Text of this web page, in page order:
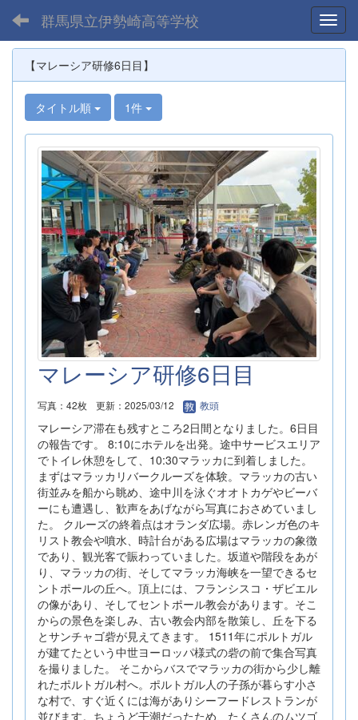
群馬県立伊勢崎高等学校
【マレーシア研修6日目】
タイトル順 1件
マレーシア研修6日目
写真：42枚 更新：2025/03/12 教頭
マレーシア滞在も残すところ2日間となりました。6日目
の報告です。 8:10にホテルを出発。途中サービスエリア
でトイレ休憩をして、10:30マラッカに到着しました。
まずはマラッカリバークルーズを体験。マラッカの古い
街並みを船から眺め、途中川を泳ぐオオトカゲやビーバ
ーにも遭遇し、歓声をあげながら写真におさめていまし
た。 クルーズの終着点はオランダ広場。赤レンガ色のキ
リスト教会や噴水、時計台がある広場はマラッカの象徴
であり、観光客で賑わっていました。坂道や階段をあが
り、マラッカの街、そしてマラッカ海峡を一望できるセ
ントポールの丘へ。頂上には、フランシスコ・ザビエル
の像があり、そしてセントポール教会があります。そこ
からの景色を楽しみ、古い教会内部を散策し、丘を下る
とサンチャゴ砦が見えてきます。 1511年にポルトガル
が建てたという中世ヨーロッパ様式の砦の前で集合写真
を撮りました。 そこからバスでマラッカの街から少し離
れたポルトガル村へ。ポルトガル人の子孫が暮らす小さ
な村で、すぐ近くには海がありシーフードレストランが
並びます。ちょうど干潮だったため、たくさんのムツゴ